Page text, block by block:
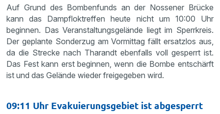
Auf Grund des Bombenfunds an der Nossener Brücke
kann das Dampfloktreffen heute nicht um 10:00 Uhr
beginnen. Das Veranstaltungsgelände liegt im Sperrkreis.
Der geplante Sonderzug am Vormittag fällt ersatzlos aus,
da die Strecke nach Tharandt ebenfalls voll gesperrt ist.
Das Fest kann erst beginnen, wenn die Bombe entschärft
ist und das Gelände wieder freigegeben wird.
09:11 Uhr Evakuierungsgebiet ist abgesperrt